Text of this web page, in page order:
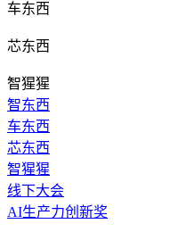
车东西
芯东西
智猩猩
智东西
车东西
芯东西
智猩猩
线下大会
AI生产力创新奖